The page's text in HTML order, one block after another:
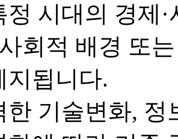
정 시대의 경제
회적 배경 또
지됩니다.
한 기술변화,